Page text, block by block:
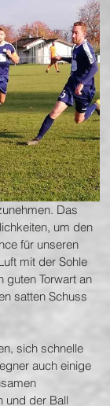
Das
um den
für unseren
mit der Sohle
guten Torwart an
satten Schuss
sich schnelle
auch einige
und der Ball